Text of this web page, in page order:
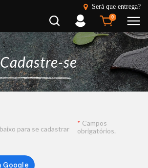
Será que entrega?
Busca Entrar 0
Cadastre-se
para se cadastrar
* Campos
obrigatórios.